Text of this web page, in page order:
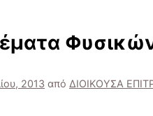
2013 από ΔΙΟΙΚΟΥΣΑ